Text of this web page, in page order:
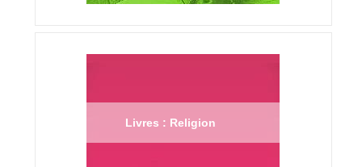
Livres : Religion